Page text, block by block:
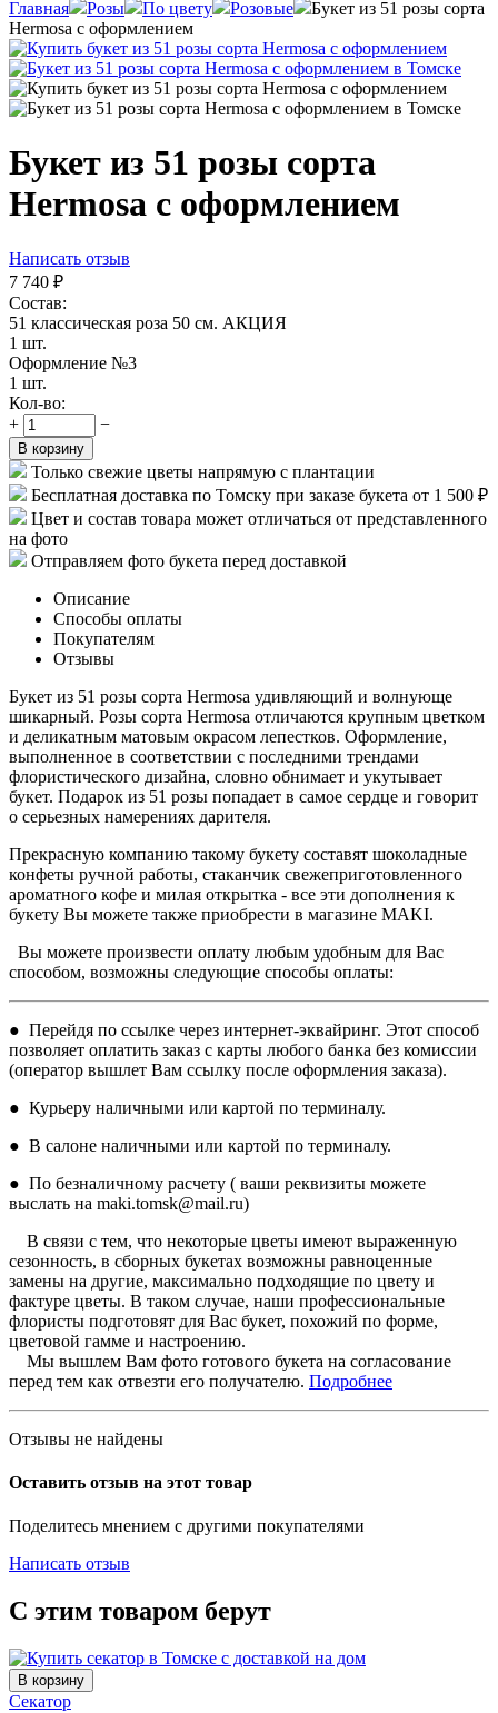
Главная Розы По цвету Розовые
Букет из 51 розы сорта
Hermosa с оформлением
Букет из 51 розы сорта
Hermosa с оформлением
Написать отзыв
7 740 ₽
Состав:
51 классическая роза 50 см. АКЦИЯ
1 шт.
Оформление №3
1 шт.
Кол-во:
+
−
В корзину
Только свежие цветы напрямую с плантации
Бесплатная доставка по Томску при заказе букета от 1 500 ₽
Цвет и состав товара может отличаться от представленного
на фото
Отправляем фото букета перед доставкой
Описание
Способы оплаты
Покупателям
Отзывы
Букет из 51 розы сорта Hermosa удивляющий и волнующе
шикарный. Розы сорта Hermosa отличаются крупным цветком
и деликатным матовым окрасом лепестков. Оформление,
выполненное в соответствии с последними трендами
флористического дизайна, словно обнимает и укутывает
букет. Подарок из 51 розы попадает в самое сердце и говорит
о серьезных намерениях дарителя.
Прекрасную компанию такому букету составят шоколадные
конфеты ручной работы, стаканчик свежеприготовленного
ароматного кофе и милая открытка - все эти дополнения к
букету Вы можете также приобрести в магазине MAKI.
Вы можете произвести оплату любым удобным для Вас
способом, возможны следующие способы оплаты:
● Перейдя по ссылке через интернет-эквайринг. Этот способ
позволяет оплатить заказ с карты любого банка без комиссии
(оператор вышлет Вам ссылку после оформления заказа).
● Курьеру наличными или картой по терминалу.
● В салоне наличными или картой по терминалу.
● По безналичному расчету ( ваши реквизиты можете
выслать на maki.tomsk@mail.ru)
В связи с тем, что некоторые цветы имеют выраженную
сезонность, в сборных букетах возможны равноценные
замены на другие, максимально подходящие по цвету и
фактуре цветы. В таком случае, наши профессиональные
флористы подготовят для Вас букет, похожий по форме,
цветовой гамме и настроению.
Мы вышлем Вам фото готового букета на согласование
перед тем как отвезти его получателю. Подробнее
Отзывы не найдены
Оставить отзыв на этот товар
Поделитесь мнением с другими покупателями
Написать отзыв
С этим товаром берут
В корзину
Секатор